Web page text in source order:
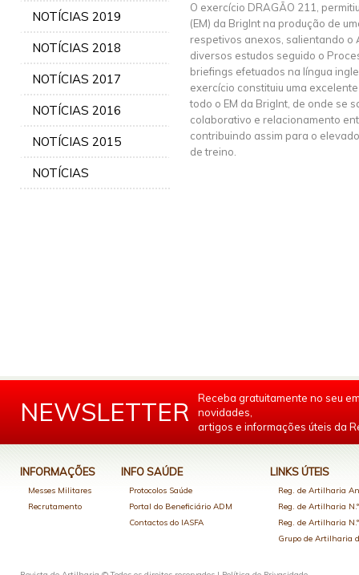
NOTÍCIAS 2019
NOTÍCIAS 2018
NOTÍCIAS 2017
NOTÍCIAS 2016
NOTÍCIAS 2015
NOTÍCIAS
O exercício DRAGÃO 211,
(EM) da BrigInt na produção de
respetivos anexos, salientando o
diversos estudos seguido o
briefings efetuados na língua
exercício constituiu uma
todo o EM da BrigInt, de onde se
colaborativo e relacionamento
contribuindo assim para o
de treino.
NEWSLETTER
Receba gratuitamente no seu
novidades,
artigos e informações úteis da
INFORMAÇÕES
Messes Militares
Recrutamento
INFO SAÚDE
Protocolos Saúde
Portal do Beneficiário ADM
Contactos do IASFA
LINKS ÚTEIS
Reg. de Artilharia
Reg. de Artilharia
Reg. de Artilharia
Grupo de Artilharia